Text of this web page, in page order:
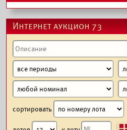
Интернет аукцион 73
сортировать